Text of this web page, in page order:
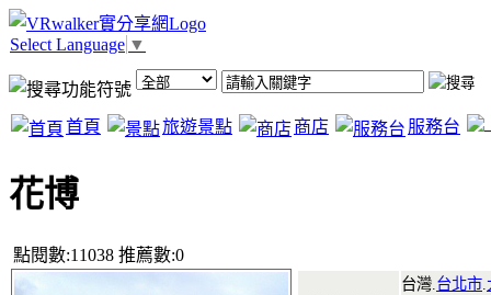
Select Language ▼
首頁 旅遊景點 商店 服務台
花博
點閱數:11038 推薦數:0
台灣. 台北市